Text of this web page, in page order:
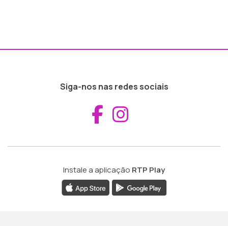
Siga-nos nas redes sociais
Aceder ao
Instale a aplicação RTP Play